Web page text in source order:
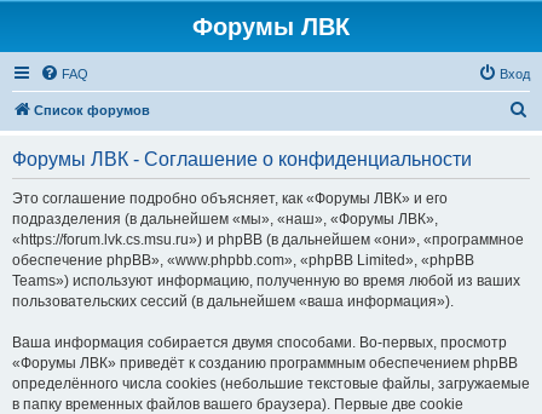
Форумы ЛВК
FAQ Вход
Список форумов
Форумы ЛВК - Соглашение о конфиденциальности
Это соглашение подробно объясняет, как «Форумы ЛВК» и его
подразделения (в дальнейшем «мы», «наш», «Форумы ЛВК»,
«https://forum.lvk.cs.msu.ru») и phpBB (в дальнейшем «они», «программное
обеспечение phpBB», «www.phpbb.com», «phpBB Limited», «phpBB
Teams») используют информацию, полученную во время любой из ваших
пользовательских сессий (в дальнейшем «ваша информация»).
Ваша информация собирается двумя способами. Во-первых, просмотр
«Форумы ЛВК» приведёт к созданию программным обеспечением phpBB
определённого числа cookies (небольшие текстовые файлы, загружаемые
в папку временных файлов вашего браузера). Первые две cookie